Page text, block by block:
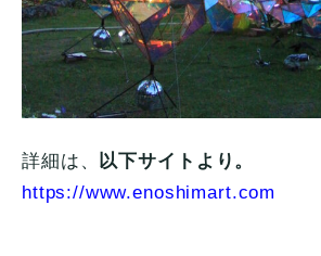
詳細は、
以下サイトより。
https://www.enoshimart.com